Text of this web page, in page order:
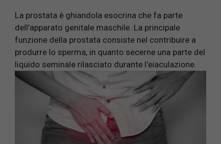
La prostata è ghiandola esocrina che fa parte
dell’apparato genitale maschile. La principale
funzione della prostata consiste nel contribuire a
produrre lo sperma, in quanto secerne una parte del
liquido seminale rilasciato durante l’eiaculazione.